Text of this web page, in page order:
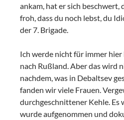
ankam, hat er sich beschwert,
froh, dass du noch lebst, du
der 7. Brigade.
Ich werde nicht für immer hier
nach Rußland. Aber das wird
nachdem, was in Debaltsev
fanden wir viele Frauen.
durchgeschnittener Kehle. Es
wurde aufgenommen und